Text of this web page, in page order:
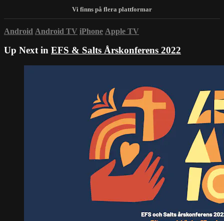
Android Android TV iPhone Apple TV
Up Next in EFS & Salts Årskonferens 2022